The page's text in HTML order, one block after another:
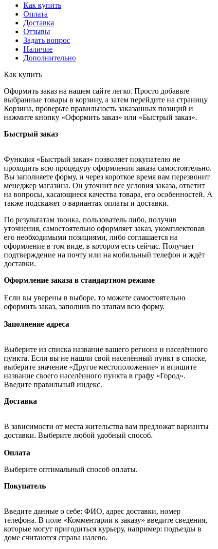
Как купить
Оплата
Доставка
Отзывы
Задать вопрос
Наличие
Дополнительно
Как купить
Оформить заказ на нашем сайте легко. Просто добавьте
выбранные товары в корзину, а затем перейдите на страницу
Корзина, проверьте правильность заказанных позиций и
нажмите кнопку «Оформить заказ» или «Быстрый заказ».
Быстрый заказ
Функция «Быстрый заказ» позволяет покупателю не
проходить всю процедуру оформления заказа самостоятельно.
Вы заполняете форму, и через короткое время вам перезвонит
менеджер магазина. Он уточнит все условия заказа, ответит
на вопросы, касающиеся качества товара, его особенностей. А
также подскажет о вариантах оплаты и доставки.
По результатам звонка, пользователь либо, получив
уточнения, самостоятельно оформляет заказ, укомплектовав
его необходимыми позициями, либо соглашается на
оформление в том виде, в котором есть сейчас. Получает
подтверждение на почту или на мобильный телефон и ждёт
доставки.
Оформление заказа в стандартном режиме
Если вы уверены в выборе, то можете самостоятельно
оформить заказ, заполнив по этапам всю форму.
Заполнение адреса
Выберите из списка название вашего региона и населённого
пункта. Если вы не нашли свой населённый пункт в списке,
выберите значение «Другое местоположение» и впишите
название своего населённого пункта в графу «Город».
Введите правильный индекс.
Доставка
В зависимости от места жительства вам предложат варианты
доставки. Выберите любой удобный способ.
Оплата
Выберите оптимальный способ оплаты.
Покупатель
Введите данные о себе: ФИО, адрес доставки, номер
телефона. В поле «Комментарии к заказу» введите сведения,
которые могут пригодиться курьеру, например: подъезды в
доме считаются справа налево.